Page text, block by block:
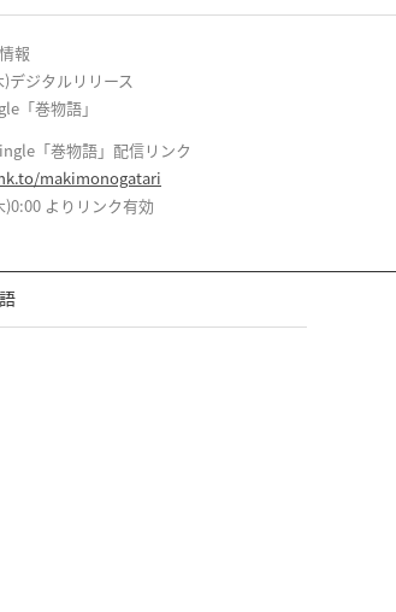
報
デジタルリリース
「巻物語」
「巻物語」配信リンク
makimonogatari
)0:00 よりリンク有効